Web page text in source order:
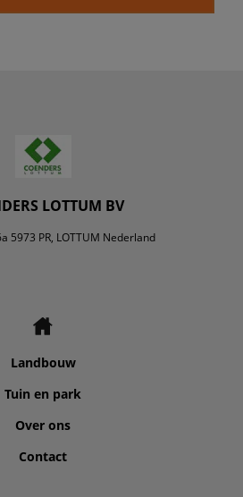
LOTTUM BV
5973 PR, LOTTUM Nederland
Landbouw
Tuin en park
Over ons
Contact